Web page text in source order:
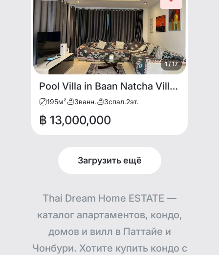
1/17
Pool Villa in Baan Natcha Village for sale
195м² 3ванн. 3спал.2эт.
฿ 13,000,000
Загрузить ещё
Thai Dream Home ESTATE —
каталог апартаментов, кондо,
домов и вилл в Паттайе и
Чонбури. Хотите купить кондо с